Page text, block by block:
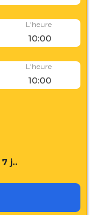
L'heure
L'heure
7 j..